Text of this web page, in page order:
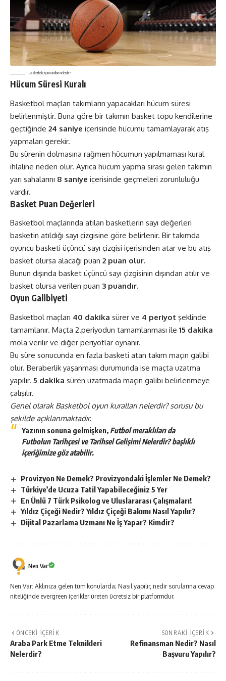
Basketbol Oyun Kuralları Nelerdir?
Hücum Süresi Kuralı
Basketbol maçları takımların yapacakları hücum süresi
belirlenmiştir. Buna göre bir takımın basket topu kendilerine
geçtiğinde 24 saniye içerisinde hücumu tamamlayarak atış
yapmaları gerekir.
Bu sürenin dolmasına rağmen hücumun yapılmaması kural
ihlaline neden olur. Ayrıca hücum yapma sırası gelen takımın
yarı sahalarını 8 saniye içerisinde geçmeleri zorunluluğu
vardır.
Basket Puan Değerleri
Basketbol maçlarında atılan basketlerin sayı değerleri
basketin atıldığı sayı çizgisine göre belirlenir. Bir takımda
oyuncu basketi üçüncü sayı çizgisi içerisinden atar ve bu atış
basket olursa alacağı puan 2 puan olur.
Bunun dışında basket üçüncü sayı çizgisinin dışından atılır ve
basket olursa verilen puan 3 puandır.
Oyun Galibiyeti
Basketbol maçları 40 dakika sürer ve 4 periyot şeklinde
tamamlanır. Maçta 2.periyodun tamamlanması ile 15 dakika
mola verilir ve diğer periyotlar oynanır.
Bu süre sonucunda en fazla basketi atan takım maçın galibi
olur. Beraberlik yaşanması durumunda ise maçta uzatma
yapılır. 5 dakika süren uzatmada maçın galibi belirlenmeye
çalışılır.
Genel olarak Basketbol oyun kuralları nelerdir? sorusu bu
şekilde açıklanmaktadır.
Yazının sonuna gelmişken,Futbol meraklıları da
Futbolun Tarihçesi ve Tarihsel Gelişimi Nelerdir?başlıklı
içeriğimize göz atabilir.
Provizyon Ne Demek? Provizyondaki İşlemler Ne Demek?
Türkiye’de Ucuza Tatil Yapabileceğiniz 5 Yer
En Ünlü 7 Türk Psikolog ve Uluslararası Çalışmaları!
Yıldız Çiçeği Nedir? Yıldız Çiçeği Bakımı Nasıl Yapılır?
Dijital Pazarlama Uzmanı Ne İş Yapar? Kimdir?
Nen Var
Nen Var: Aklınıza gelen tüm konularda; Nasıl yapılır, nedir sorularına cevap
niteliğinde evergreen içerikler üreten ücretsiz bir platformdur.
ÖNCEKI İÇERIK
Araba Park Etme Teknikleri
Nelerdir?
SONRAKI İÇERIK
Refinansman Nedir? Nasıl
Başvuru Yapılır?